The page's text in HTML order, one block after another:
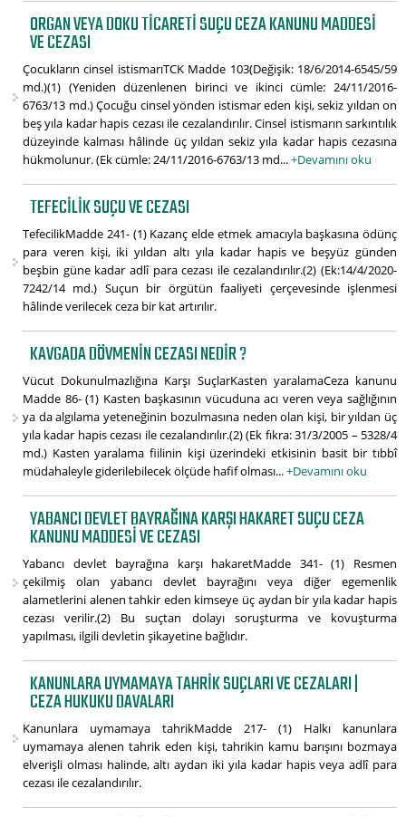
ORGAN VEYA DOKU TICARETI SUÇU CEZA KANUNU MADDESI
VE CEZASI
Çocukların cinsel istismarıTCK Madde 103(Değişik: 18/6/2014-6545/59
md.)(1) (Yeniden düzenlenen birinci ve ikinci cümle: 24/11/2016-
6763/13 md.) Çocuğu cinsel yönden istismar eden kişi, sekiz yıldan on
beş yıla kadar hapis cezası ile cezalandırılır. Cinsel istismarın sarkıntılık
düzeyinde kalması hâlinde üç yıldan sekiz yıla kadar hapis cezasına
hükmolunur. (Ek cümle: 24/11/2016-6763/13 md...+Devamını oku
TEFECILIK SUÇU VE CEZASI
TefecilikMadde 241- (1) Kazanç elde etmek amacıyla başkasına ödünç
para veren kişi, iki yıldan altı yıla kadar hapis ve beşyüz günden
beşbin güne kadar adlî para cezası ile cezalandırılır.(2) (Ek:14/4/2020-
7242/14 md.) Suçun bir örgütün faaliyeti çerçevesinde işlenmesi
hâlinde verilecek ceza bir kat artırılır.
KAVGADA DÖVMENIN CEZASI NEDIR ?
Vücut Dokunulmazlığına Karşı SuçlarKasten yaralamaCeza kanunu
Madde 86- (1) Kasten başkasının vücuduna acı veren veya sağlığının
ya da algılama yeteneğinin bozulmasına neden olan kişi, bir yıldan üç
yıla kadar hapis cezası ile cezalandırılır.(2) (Ek fıkra: 31/3/2005 – 5328/4
md.) Kasten yaralama fiilinin kişi üzerindeki etkisinin basit bir tıbbî
müdahaleyle giderilebilecek ölçüde hafif olması...+Devamını oku
YABANCI DEVLET BAYRAĞINA KARŞI HAKARET SUÇU CEZA
KANUNU MADDESI VE CEZASI
Yabancı devlet bayrağına karşı hakaretMadde 341- (1) Resmen
çekilmiş olan yabancı devlet bayrağını veya diğer egemenlik
alametlerini alenen tahkir eden kimseye üç aydan bir yıla kadar hapis
cezası verilir.(2) Bu suçtan dolayı soruşturma ve kovuşturma
yapılması, ilgili devletin şikayetine bağlıdır.
KANUNLARA UYMAMAYA TAHRIK SUÇLARI VE CEZALARI |
CEZA HUKUKU DAVALARI
Kanunlara uymamaya tahrikMadde 217- (1) Halkı kanunlara
uymamaya alenen tahrik eden kişi, tahrikin kamu barışını bozmaya
elverişli olması halinde, altı aydan iki yıla kadar hapis veya adlî para
cezası ile cezalandırılır.